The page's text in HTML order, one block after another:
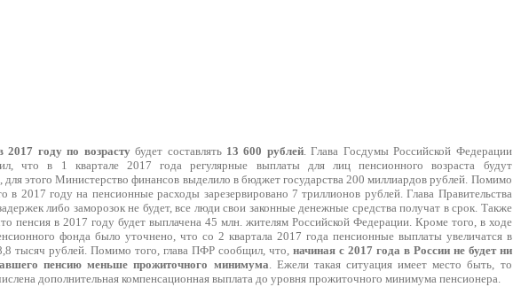
2017 году по возрастубудет составлять 13 600 рублей. Глава Госдумы Российской Федерации
что в 1 квартале 2017 года регулярные выплаты для лиц пенсионного возраста будут
, для этого Министерство финансов выделило в бюджет государства 200 миллиардов рублей. Помимо
в 2017 году на пенсионные расходы зарезервировано 7 триллионов рублей. Глава Правительства
либо заморозок не будет, все люди свои законные денежные средства получат в срок. Также
пенсия в 2017 году будет выплачена 45 млн. жителям Российской Федерации. Кроме того, в ходе
фонда было уточнено, что со 2 квартала 2017 года пенсионные выплаты увеличатся в
тысяч рублей. Помимо того, глава ПФР сообщил, что, начиная с 2017 года в России не будет ни
пенсию меньше прожиточного минимума. Ежели такая ситуация имеет место быть, то
дополнительная компенсационная выплата до уровня прожиточного минимума пенсионера.